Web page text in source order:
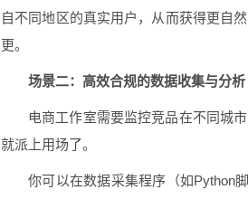
自不同地区的真实用户，从而获得更自
更。
场景二：高效合规的数据收集与分析
电商工作室需要监控竞品在不同城
就派上用场了。
你可以在数据采集程序（如Python